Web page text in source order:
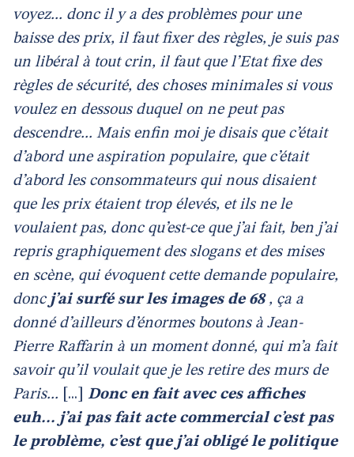
voyez... donc il y a des problèmes pour une
baisse des prix, il faut fixer des règles, je suis pas
un libéral à tout crin, il faut que l’Etat fixe des
règles de sécurité, des choses minimales si vous
voulez en dessous duquel on ne peut pas
descendre... Mais enfin moi je disais que c’était
d’abord une aspiration populaire, que c’était
d’abord les consommateurs qui nous disaient
que les prix étaient trop élevés, et ils ne le
voulaient pas, donc qu’est-ce que j’ai fait, ben j’ai
repris graphiquement des slogans et des mises
en scène, qui évoquent cette demande populaire,
donc j’ai surfé sur les images de 68 , ça a
donné d’ailleurs d’énormes boutons à Jean-
Pierre Raffarin à un moment donné, qui m’a fait
savoir qu’il voulait que je les retire des murs de
Paris... [...]
Donc en fait avec ces affiches
euh... j’ai pas fait acte commercial c’est pas
le problème, c’est que j’ai obligé le politique